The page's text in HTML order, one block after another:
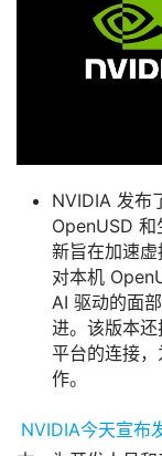
NVIDIA 发布
OpenUSD
新旨在加速
对本机
AI 驱动的面
进。该版本
平台的连接
作。
NVIDIA今天宣布